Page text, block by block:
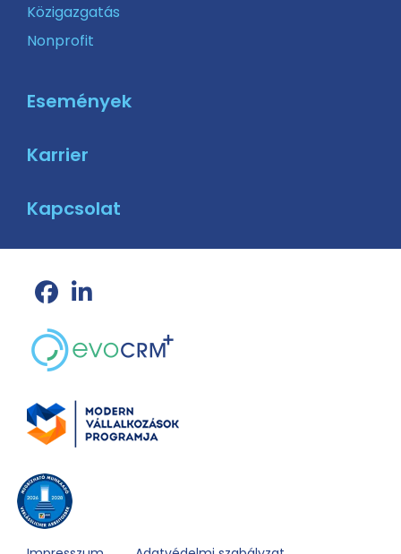
Közigazgatás
Nonprofit
Események
Karrier
Kapcsolat